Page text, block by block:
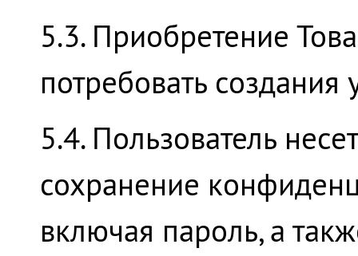
5.3. Приобретение
потребовать создания
5.4. Пользователь
сохранение
включая пароль, а